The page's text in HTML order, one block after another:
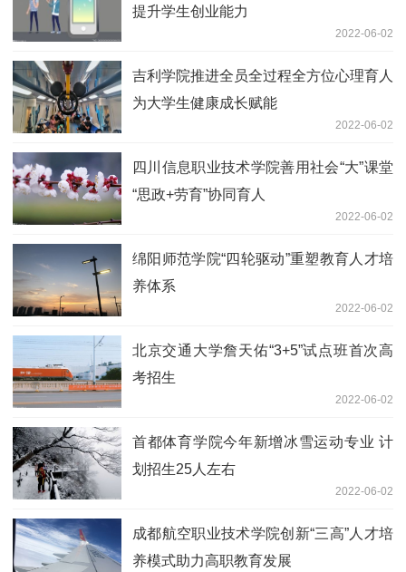
提升学生创业能力
2022-06-02
吉利学院推进全员全过程全方位心理育人
为大学生健康成长赋能
2022-06-02
四川信息职业技术学院善用社会“大”课堂
“思政+劳育”协同育人
2022-06-02
绵阳师范学院“四轮驱动”重塑教育人才培
养体系
2022-06-02
北京交通大学詹天佑“3+5”试点班首次高
考招生
2022-06-02
首都体育学院今年新增冰雪运动专业 计
划招生25人左右
2022-06-02
成都航空职业技术学院创新“三高”人才培
养模式助力高职教育发展